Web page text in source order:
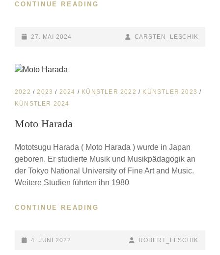
CONTINUE READING
POSTED-
27. MAI 2024
BY
BYLINE
CARSTEN_LESCHIK
CAT
LINKS
2022 /2023 / 2024 / KÜNSTLER 2022 / KÜNSTLER 2023 /
KÜNSTLER 2024
Moto Harada
Mototsugu Harada ( Moto Harada ) wurde in Japan
geboren. Er studierte Musik und Musikpädagogik an
der Tokyo National University of Fine Art and Music.
Weitere Studien führten ihn 1980
CONTINUE READING
POSTED-
4. JUNI 2022
BY
BYLINE
ROBERT_LESCHIK